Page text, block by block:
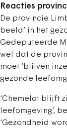
Reacties
De provincie
beeld’ in het
Gedeputeerde
wel dat de
moet ‘blijven
gezonde
‘Chemelot blijft
leefomgeving’,
‘Gezondheid